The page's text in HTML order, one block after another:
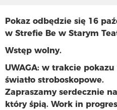
Pokaz odbędzie się 16
w Strefie Be w Starym
Wstęp wolny.
UWAGA: w trakcie
światło stroboskopowe.
Zapraszamy serdecznie
który śpią. Work in